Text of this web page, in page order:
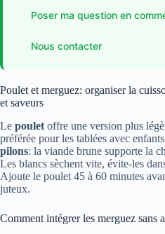
Poser ma question en
Nous contacter
Poulet et merguez: organiser la
et saveurs
Le poulet offre une version plus
préférée pour les tablées avec
pilons: la viande brune supporte la
Les blancs sèchent vite, évite-les
Ajoute le poulet 45 à 60 minutes
juteux.
Comment intégrer les merguez sans